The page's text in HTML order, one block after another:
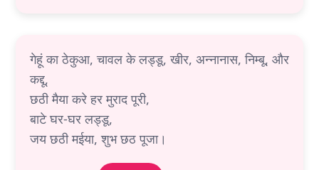
गेहूं का ठेकुआ, चावल के लड्डू, खीर, अन्नानास, निम्बू, और
कद्दू,
छठी मैया करे हर मुराद पूरी,
बाटे घर-घर लड्डू,
जय छठी मईया, शुभ छठ पूजा।